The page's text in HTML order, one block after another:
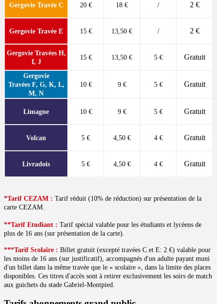
Gergovie Travée C 20 € 18 € / 2 €
Gergovie Travée E 15 € 13,50 € / 2 €
Gergovie Travées H,
I, J
15 € 13,50 € 5 € Gratuit
Gergovie
Travées F, G, K, L,
M, N
10 € 9 € 5 € Gratuit
Limagne 10 € 9 € 5 € Gratuit
Volcan 5 € 4,50 € 4 € Gratuit
Livradois 5 € 4,50 € 4 € Gratuit
*Tarif CEZAM : Tarif réduit (10% de réduction) sur présentation de la
carte CEZAM.
**Tarif Etudiant : Tarif spécial valable pour les étudiants et lycéens de
plus de 16 ans (sur présentation de la carte).
***Tarif Scolaire : Billet gratuit (excepté travées C et E: 2 €) valable pour
les moins de 16 ans (sur justificatif), accompagnés d'un adulte payant muni
d'un billet dans la même travée que le « scolaire », dans la limite des places
disponibles. Ces titres d'accès sont à retirer exclusivement les soirs de match
aux guichets du stade Gabriel-Montpied.